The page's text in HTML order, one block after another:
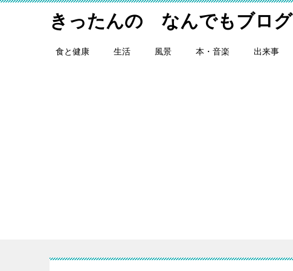
きったんの なんでもブログ
食と健康 生活 風景 本・音楽 出来事